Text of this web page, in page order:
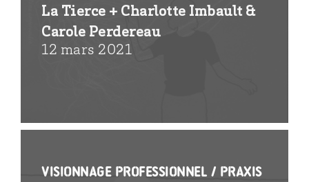
La Tierce + Charlotte Imbault &
Carole Perdereau
12 mars 2021
Visionnage professionnel / PRAXIS